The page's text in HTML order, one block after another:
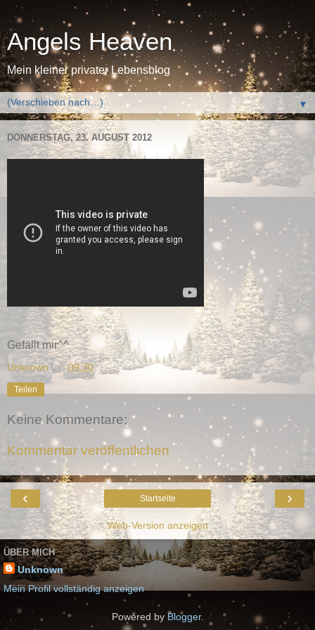
Angels Heaven
Mein kleiner privater Lebensblog
▼
DONNERSTAG, 23. AUGUST 2012
Gefällt mir^^
Unknown um09:30
Teilen
Keine Kommentare:
Kommentar veröffentlichen
‹ ›
Startseite
Web-Version anzeigen
ÜBER MICH
Unknown
Mein Profil vollständig anzeigen
Powered by Blogger.